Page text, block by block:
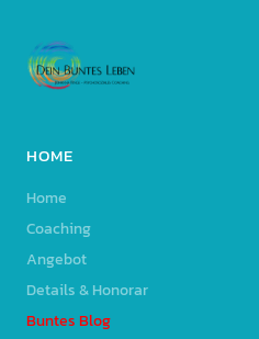
HOME
Home
Coaching
Angebot
Details & Honorar
Buntes Blog